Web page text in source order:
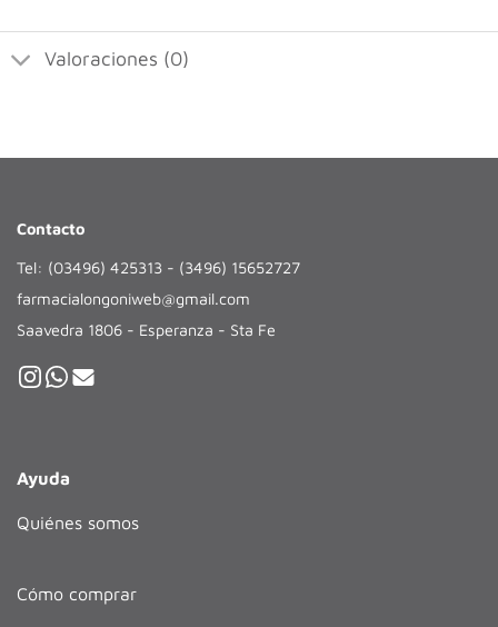
Valoraciones (0)
Contacto
Tel: (03496) 425313 - (3496) 15652727
farmacialongoniweb@gmail.com
Saavedra 1806 - Esperanza - Sta Fe
Ayuda
Quiénes somos
Cómo comprar